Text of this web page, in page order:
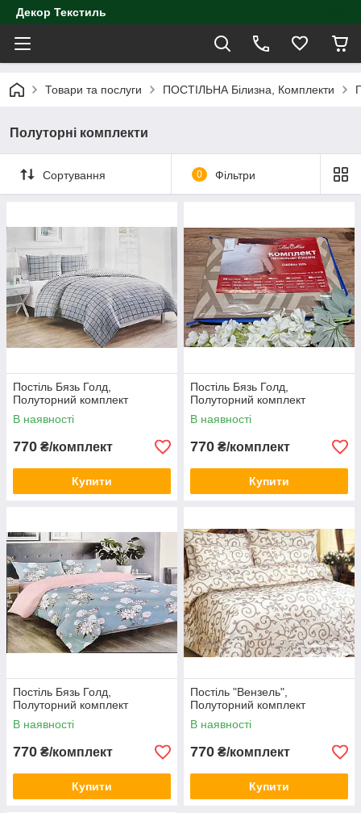
Декор Текстиль
Товари та послуги ПОСТІЛЬНА Білизна, Комплекти
Полуторні комплекти
Сортування 0 Фільтри
Постіль Бязь Голд,
Полуторний комплект
В наявності
770 ₴/комплект
Купити
Постіль Бязь Голд,
Полуторний комплект
В наявності
770 ₴/комплект
Купити
Постіль Бязь Голд,
Полуторний комплект
В наявності
770 ₴/комплект
Купити
Постіль "Вензель",
Полуторний комплект
В наявності
770 ₴/комплект
Купити